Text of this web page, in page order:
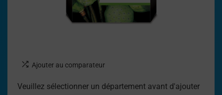
Ajouter au comparateur
Veuillez sélectionner un département avant d'ajouter